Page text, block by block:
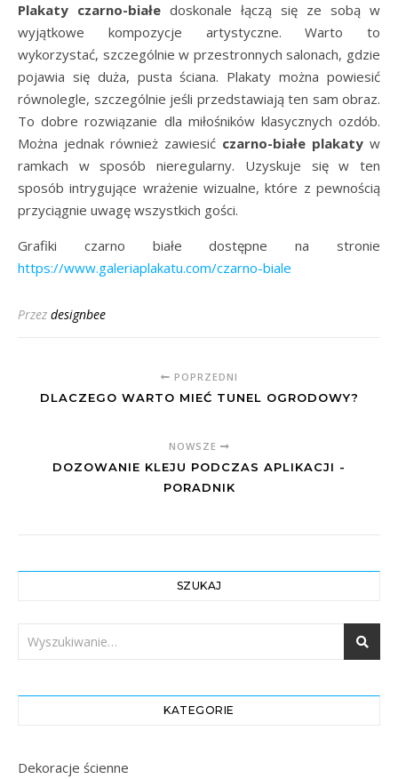
Plakaty czarno-białe doskonale łączą się ze sobą w
wyjątkowe kompozycje artystyczne. Warto to
wykorzystać, szczególnie w przestronnych salonach, gdzie
pojawia się duża, pusta ściana. Plakaty można powiesić
równolegle, szczególnie jeśli przedstawiają ten sam obraz.
To dobre rozwiązanie dla miłośników klasycznych ozdób.
Można jednak również zawiesić czarno-białe plakaty w
ramkach w sposób nieregularny. Uzyskuje się w ten
sposób intrygujące wrażenie wizualne, które z pewnością
przyciągnie uwagę wszystkich gości.
Grafiki czarno białe dostępne na stronie
https://www.galeriaplakatu.com/czarno-biale
Przez designbee
POPRZEDNI
DLACZEGO WARTO MIEĆ TUNEL OGRODOWY?
NOWSZE
DOZOWANIE KLEJU PODCZAS APLIKACJI -
PORADNIK
SZUKAJ
KATEGORIE
Dekoracje ścienne